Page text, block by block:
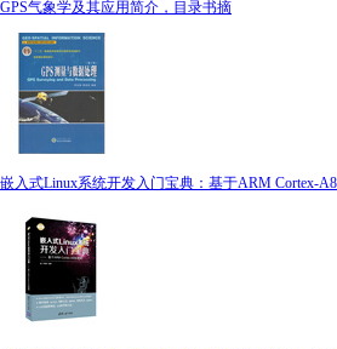
GPS气象学及其应用简介，目录书摘
嵌入式Linux系统开发入门宝典：基于ARM Cortex-